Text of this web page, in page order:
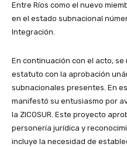
Entre Ríos como el nuevo
en el estado subnacional
Integración.
En continuación con el acto,
estatuto con la aprobación
subnacionales presentes. En
manifestó su entusiasmo por
la ZICOSUR. Este proyecto
personería jurídica y
incluye la necesidad de